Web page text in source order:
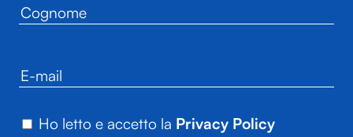
Ho letto e accetto la Privacy Policy